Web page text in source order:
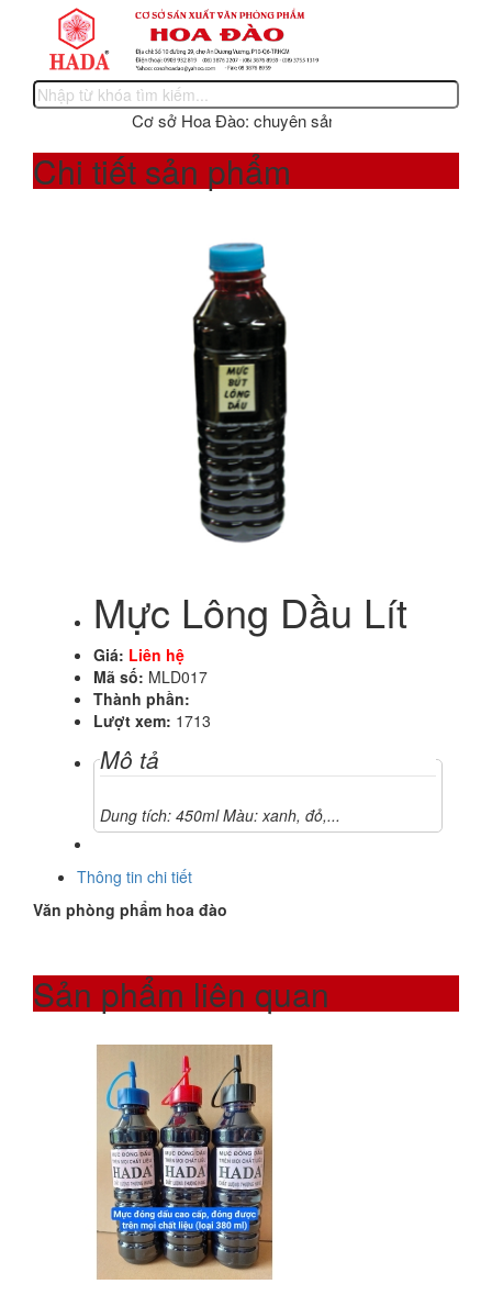
Cơ sở Hoa Đào: chuyên sản xuất các sản phẩm
Chi tiết sản phẩm
Mực Lông Dầu Lít
Giá: Liên hệ
Mã số: MLD017
Thành phần:
Lượt xem: 1713
Mô tả
Dung tích: 450ml Màu: xanh, đỏ,...
Thông tin chi tiết
Văn phòng phẩm hoa đào
Sản phẩm liên quan